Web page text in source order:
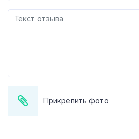
Прикрепить фото